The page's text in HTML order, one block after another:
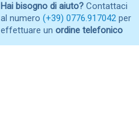
Hai bisogno di aiuto? Contattaci
al numero (+39) 0776.917042 per
effettuare un ordine telefonico